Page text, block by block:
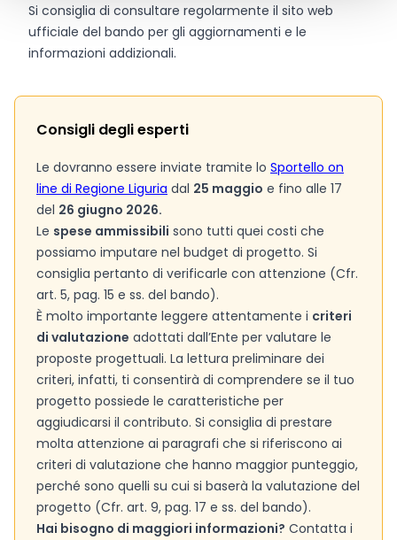
Si consiglia di consultare regolarmente il sito web
ufficiale del bando per gli aggiornamenti e le
informazioni addizionali.
Consigli degli esperti
Le dovranno essere inviate tramite lo Sportello on
line di Regione Liguria dal 25 maggio e fino alle 17
del 26 giugno 2026.
Le spese ammissibili sono tutti quei costi che
possiamo imputare nel budget di progetto. Si
consiglia pertanto di verificarle con attenzione (Cfr.
art. 5, pag. 15 e ss. del bando).
È molto importante leggere attentamente i criteri
di valutazione adottati dall’Ente per valutare le
proposte progettuali. La lettura preliminare dei
criteri, infatti, ti consentirà di comprendere se il tuo
progetto possiede le caratteristiche per
aggiudicarsi il contributo. Si consiglia di prestare
molta attenzione ai paragrafi che si riferiscono ai
criteri di valutazione che hanno maggior punteggio,
perché sono quelli su cui si baserà la valutazione del
progetto (Cfr. art. 9, pag. 17 e ss. del bando).
Hai bisogno di maggiori informazioni? Contatta i